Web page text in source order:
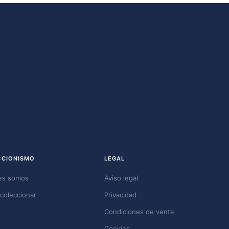
somos
LEGAL
Aviso legal
Privacidad
Condiciones de venta